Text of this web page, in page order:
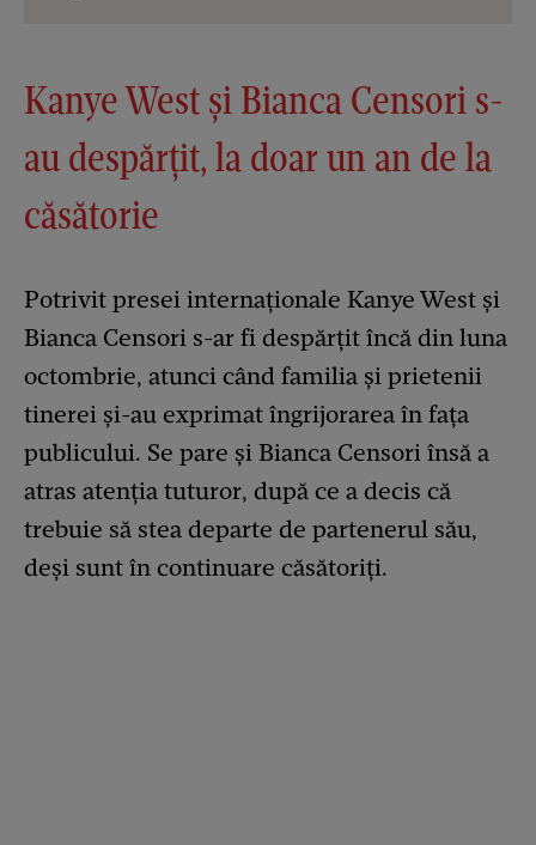
Kanye West și Bianca Censori s-
au despărțit, la doar un an de la
căsătorie
Potrivit presei internaționale Kanye West și
Bianca Censori s-ar fi despărțit încă din luna
octombrie, atunci când familia și prietenii
tinerei și-au exprimat îngrijorarea în fața
publicului. Se pare și Bianca Censori însă a
atras atenția tuturor, după ce a decis că
trebuie să stea departe de partenerul său,
deși sunt în continuare căsătoriți.